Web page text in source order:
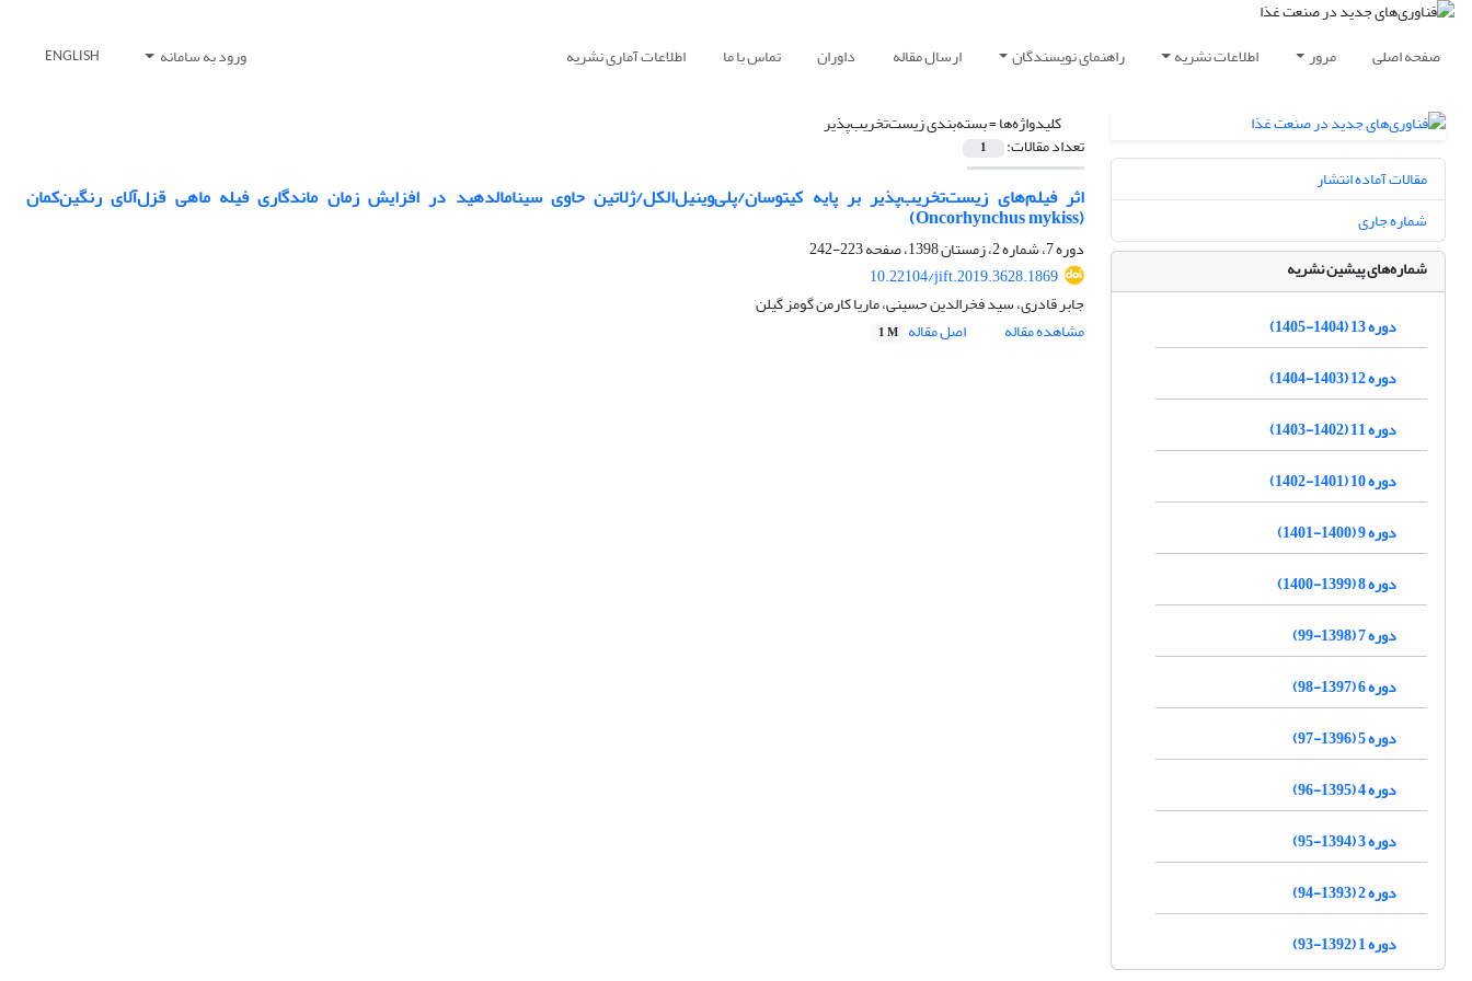
صفحه اصلی مرور اطلاعات نشریه راهنمای نویسندگان ارسال مقاله داوران تماس با ما اطلاعات آماری نشریه ورود به سامانه ENGLISH
کلیدواژه‌ها =بسته‌بندی زیست‌تخریب‌پذیر
تعداد مقالات: 1
اثر فیلم‌های زیست‌تخریب‌پذیر بر پایه کیتوسان/پلی‌وینیل‌الکل/ژلاتین حاوی سینامالدهید در افزایش زمان ماندگاری فیله ماهی قزل‌آلای رنگین‌کمان
(Oncorhynchus mykiss)
دوره 7، شماره 2، زمستان 1398، صفحه
223-242
10.22104/jift.2019.3628.1869
جابر قادری، سید فخرالدین حسینی، ماریا کارمن گومز گیلن
مشاهده مقاله
اصل مقاله 1 M
مقالات آماده انتشار
شماره جاری
شماره‌های پیشین نشریه
دوره 13 (1404-1405)
دوره 12 (1403-1404)
دوره 11 (1402-1403)
دوره 10 (1401-1402)
دوره 9 (1400-1401)
دوره 8 (1399-1400)
دوره 7 (1398-99)
دوره 6 (1397-98)
دوره 5 (1396-97)
دوره 4 (1395-96)
دوره 3 (1394-95)
دوره 2 (1393-94)
دوره 1 (1392-93)